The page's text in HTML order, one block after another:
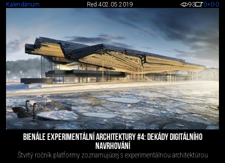
Kalendárium Red 402.05.2019 93 0+0-0
BIENÁLE EXPERIMENTÁLNÍ ARCHITEKTURY #4: DEKÁDY DIGITÁLNÍHO
NAVRHOVÁNÍ
Štvrtý ročník platformy zoznamujúcej s experimentálnou architektúrou